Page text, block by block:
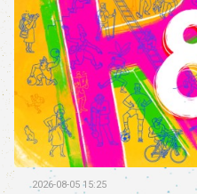
2026-08-05 15:25